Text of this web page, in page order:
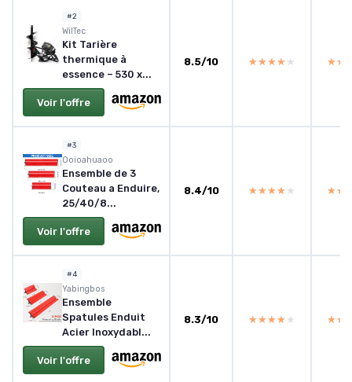
#2
WilTec
Kit Tarière
thermique à
essence – 530 x...
Voir l'offre
8.5/10 ★★★★★
★★★★★
#3
Ooioahuaoo
Ensemble de 3
Couteau a Enduire,
25/40/8...
Voir l'offre
8.4/10 ★★★★★
★★★★★
#4
Yabingbos
Ensemble
Spatules Enduit
Acier Inoxydabl...
Voir l'offre
8.3/10 ★★★★★
★★★★★